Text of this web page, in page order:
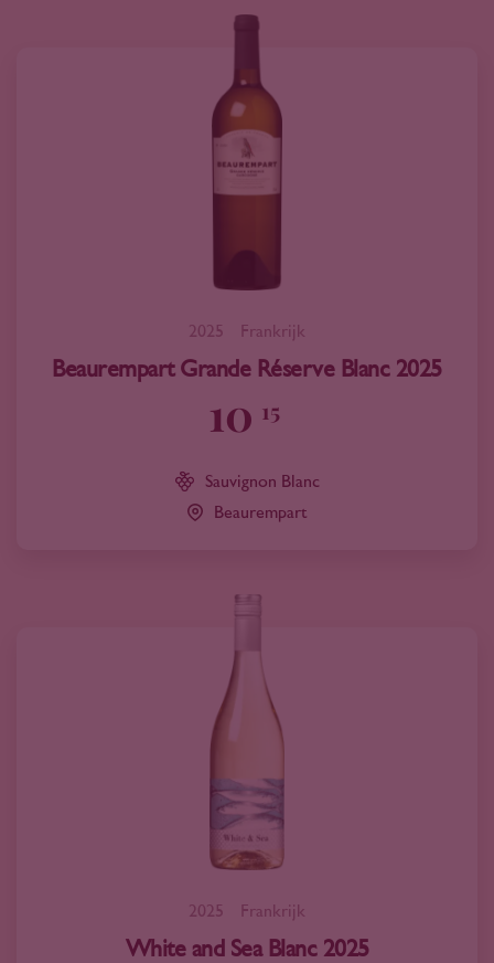
2025 Frankrijk
Beaurempart Grande Réserve Blanc 2025
10 15
Sauvignon Blanc
Beaurempart
2025 Frankrijk
White and Sea Blanc 2025